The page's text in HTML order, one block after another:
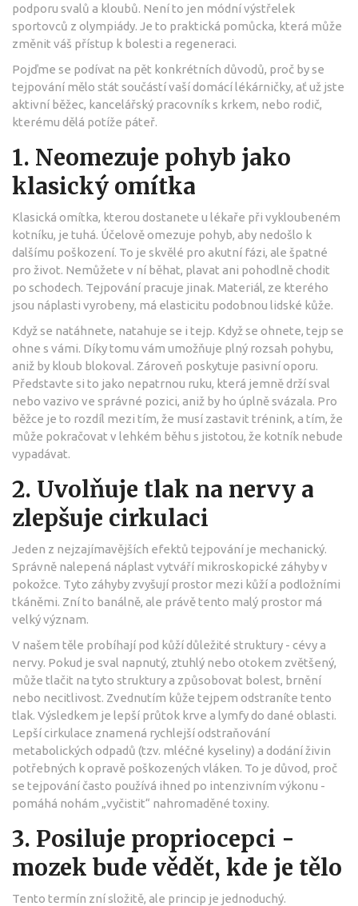
podporu svalů a kloubů. Není to jen módní výstřelek
sportovců z olympiády. Je to praktická pomůcka, která může
změnit váš přístup k bolesti a regeneraci.
Pojďme se podívat na pět konkrétních důvodů, proč by se
tejpování mělo stát součástí vaší domácí lékárničky, ať už jste
aktivní běžec, kancelářský pracovník s krkem, nebo rodič,
kterému dělá potíže páteř.
1. Neomezuje pohyb jako
klasický omítka
Klasická omítka, kterou dostanete u lékaře při vykloubeném
kotníku, je tuhá. Účelově omezuje pohyb, aby nedošlo k
dalšímu poškození. To je skvělé pro akutní fázi, ale špatné
pro život. Nemůžete v ní běhat, plavat ani pohodlně chodit
po schodech. Tejpování pracuje jinak. Materiál, ze kterého
jsou náplasti vyrobeny, má elasticitu podobnou lidské kůže.
Když se natáhnete, natahuje se i tejp. Když se ohnete, tejp se
ohne s vámi. Díky tomu vám umožňuje plný rozsah pohybu,
aniž by kloub blokoval. Zároveň poskytuje pasivní oporu.
Představte si to jako nepatrnou ruku, která jemně drží sval
nebo vazivo ve správné pozici, aniž by ho úplně svázala. Pro
běžce je to rozdíl mezi tím, že musí zastavit trénink, a tím, že
může pokračovat v lehkém běhu s jistotou, že kotník nebude
vypadávat.
2. Uvolňuje tlak na nervy a
zlepšuje cirkulaci
Jeden z nejzajímavějších efektů tejpování je mechanický.
Správně nalepená náplast vytváří mikroskopické záhyby v
pokožce. Tyto záhyby zvyšují prostor mezi kůží a podložními
tkáněmi. Zní to banálně, ale právě tento malý prostor má
velký význam.
V našem těle probíhají pod kůží důležité struktury - cévy a
nervy. Pokud je sval napnutý, ztuhlý nebo otokem zvětšený,
může tlačit na tyto struktury a způsobovat bolest, brnění
nebo necitlivost. Zvednutím kůže tejpem odstraníte tento
tlak. Výsledkem je lepší průtok krve a lymfy do dané oblasti.
Lepší cirkulace znamená rychlejší odstraňování
metabolických odpadů (tzv. mléčné kyseliny) a dodání živin
potřebných k opravě poškozených vláken. To je důvod, proč
se tejpování často používá ihned po intenzivním výkonu -
pomáhá nohám „vyčistit“ nahromaděné toxiny.
3. Posiluje propriocepci -
mozek bude vědět, kde je tělo
Tento termín zní složitě, ale princip je jednoduchý.